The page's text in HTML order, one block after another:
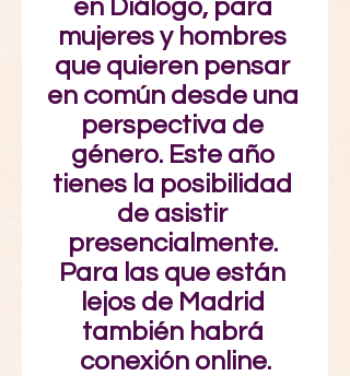
en Diálogo, para
mujeres y hombres
que quieren pensar
en común desde una
perspectiva de
género. Este año
tienes la posibilidad
de asistir
presencialmente.
Para las que están
lejos de Madrid
también habrá
conexión online.